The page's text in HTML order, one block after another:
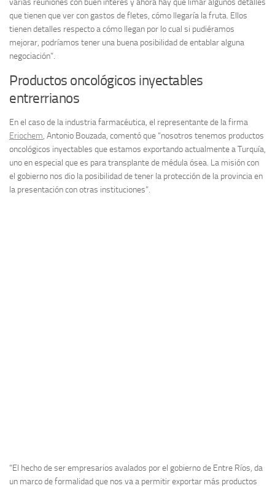
que tienen que ver con gastos de fletes, cómo llegaría la fruta. Ellos
tienen detalles respecto a cómo llegan por lo cual si pudiéramos
mejorar, podríamos tener una buena posibilidad de entablar alguna
negociación”.
Productos oncológicos inyectables
entrerrianos
En el caso de la industria farmacéutica, el representante de la firma
Eriochem, Antonio Bouzada, comentó que “nosotros tenemos productos
oncológicos inyectables que estamos exportando actualmente a Turquía,
uno en especial que es para transplante de médula ósea. La misión con
el gobierno nos dio la posibilidad de tener la protección de la provincia en
la presentación con otras instituciones”.
“El hecho de ser empresarios avalados por el gobierno de Entre Ríos, da
un marco de formalidad que nos va a permitir exportar más productos